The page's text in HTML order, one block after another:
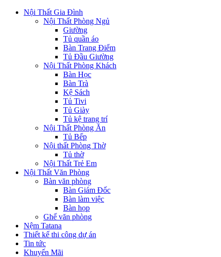
Nội Thất Gia Đình
Nội Thất Phòng Ngủ
Giường
Tủ quần áo
Bàn Trang Điểm
Tủ Đầu Giường
Nội Thất Phòng Khách
Bàn Học
Bàn Trà
Kệ Sách
Tủ Tivi
Tủ Giày
Tủ kệ trang trí
Nội Thất Phòng Ăn
Tủ Bếp
Nội thất Phòng Thờ
Tủ thờ
Nội Thất Trẻ Em
Nội Thất Văn Phòng
Bàn văn phòng
Bàn Giám Đốc
Bàn làm việc
Bàn họp
Ghế văn phòng
Nệm Tatana
Thiết kế thi công dự án
Tin tức
Khuyến Mãi